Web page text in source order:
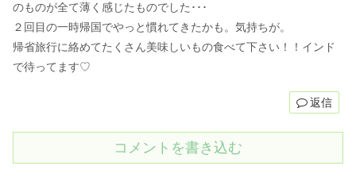
のものが全て薄く感じたものでした･･･
２回目の一時帰国でやっと慣れてきたかも。気持ちが。
帰省旅行に絡めてたくさん美味しいもの食べて下さい！！インド
で待ってます♡
返信
コメントを書き込む